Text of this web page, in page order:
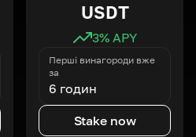
USDT
3% APY
Перші винагороди вже
за
6 годин
Stake now